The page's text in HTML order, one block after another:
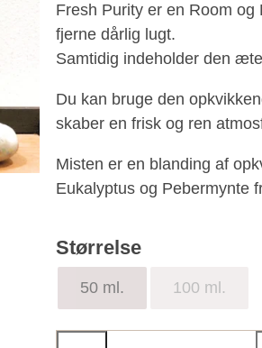
Fresh Purity er en Room
fjerne dårlig lugt.
Samtidig indeholder den
Du kan bruge den
skaber en frisk og ren
Misten er en blanding af
Eukalyptus og Pebermynte
Størrelse
50 ml. 100 ml.